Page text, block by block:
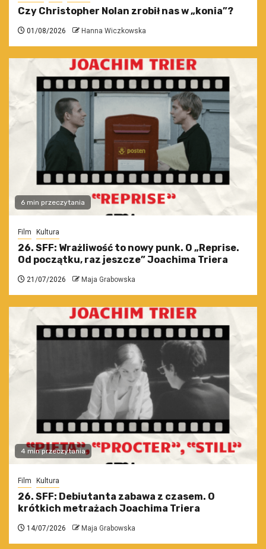
Czy Christopher Nolan zrobił nas w „konia”?
01/08/2026 Hanna Wiczkowska
6 min przeczytania
Film Kultura
26. SFF: Wrażliwość to nowy punk. O „Reprise.
Od początku, raz jeszcze” Joachima Triera
21/07/2026 Maja Grabowska
4 min przeczytania
Film Kultura
26. SFF: Debiutanta zabawa z czasem. O
krótkich metrażach Joachima Triera
14/07/2026 Maja Grabowska